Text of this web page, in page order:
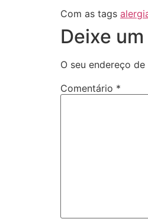
Com as tags
Deixe
O seu endereço
Comentário *